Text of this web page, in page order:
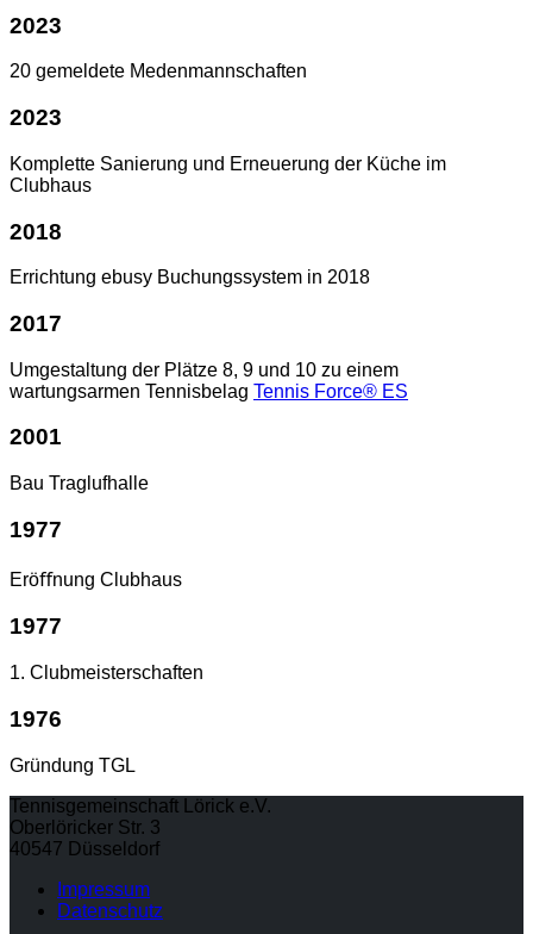
2023
20 gemeldete Medenmannschaften
2023
Komplette Sanierung und Erneuerung der Küche im
Clubhaus
2018
Errichtung ebusy Buchungssystem in 2018
2017
Umgestaltung der Plätze 8, 9 und 10 zu einem
wartungsarmen Tennisbelag Tennis Force® ES
2001
Bau Traglufhalle
1977
Eröﬀnung Clubhaus
1977
1. Clubmeisterschaften
1976
Gründung TGL
Tennisgemeinschaft Lörick e.V.
Oberlöricker Str. 3
40547 Düsseldorf
Impressum
Datenschutz